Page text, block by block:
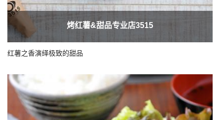
烤红薯&甜品专业店3515
红薯之香演绎极致的甜品